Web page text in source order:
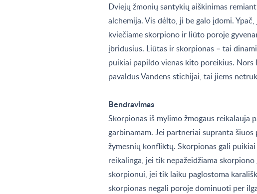
Dviejų žmonių santykių aiškinimas
alchemija. Vis dėlto, ji be galo įdomi.
kviečiame skorpiono ir liūto poroje
įbridusius. Liūtas ir skorpionas – tai
puikiai papildo vienas kito poreikius. Nors
pavaldus Vandens stichijai, tai jiems
Bendravimas
Skorpionas iš mylimo žmogaus
garbinamam. Jei partneriai supranta
žymesnių konfliktų. Skorpionas gali
reikalinga, jei tik nepažeidžiama
skorpionui, jei tik laiku paglostoma
skorpionas negali poroje dominuoti per